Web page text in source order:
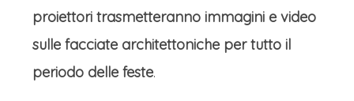
proiettori trasmetteranno immagini e video
sulle facciate architettoniche per tutto il
periodo delle feste.